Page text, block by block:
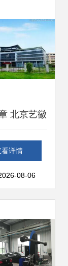
北京艺徽
厂的定制
术之路
看详情
08-06